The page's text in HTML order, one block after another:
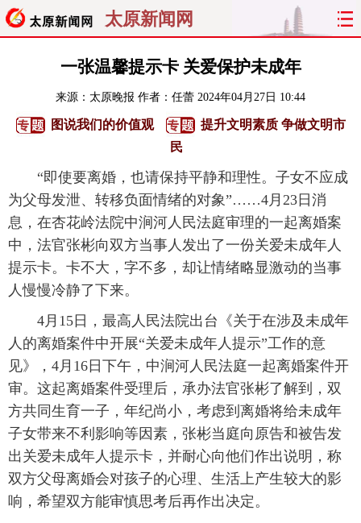
太原新闻网
聚焦 太原
经济 关注 文明 出行
旅游 理财 政务 教育
看天下 晋月读 最太原 网罗民生
太原日报 太原晚报 热评 社区
一张温馨提示卡 关爱保护未成年
来源： 太原晚报 作者：任蕾 2024年04月27日 10:44
图说我们的价值观
提升文明素质 争做文明市
民
“即使要离婚，也请保持平静和理性。子女不应成
为父母发泄、转移负面情绪的对象”……4月23日消
息，在杏花岭法院中涧河人民法庭审理的一起离婚案
中，法官张彬向双方当事人发出了一份关爱未成年人
提示卡。卡不大，字不多，却让情绪略显激动的当事
人慢慢冷静了下来。
4月15日，最高人民法院出台《关于在涉及未成年
人的离婚案件中开展“关爱未成年人提示”工作的意
见》，4月16日下午，中涧河人民法庭一起离婚案件开
审。这起离婚案件受理后，承办法官张彬了解到，双
方共同生育一子，年纪尚小，考虑到离婚将给未成年
子女带来不利影响等因素，张彬当庭向原告和被告发
出关爱未成年人提示卡，并耐心向他们作出说明，称
双方父母离婚会对孩子的心理、生活上产生较大的影
响，希望双方能审慎思考后再作出决定。